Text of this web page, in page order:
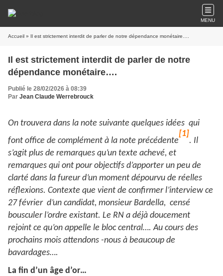
MENU
Accueil » Il est strictement interdit de parler de notre dépendance monétaire….
Il est strictement interdit de parler de notre
dépendance monétaire….
Publié le 28/02/2026 à 08:39
Par Jean Claude Werrebrouck
On trouvera dans la note suivante quelques idées qui
font office de complément à la note précédente
[1]
. Il
s’agit plus de remarques qu’un texte achevé, et
remarques qui ont pour objectifs d’apporter un peu de
clarté dans la fureur d’un moment dépourvu de réelles
réflexions. Contexte que vient de confirmer l’interview ce
27 février d’un candidat, monsieur Bardella, censé
bousculer l’ordre existant. Le RN a déjà doucement
rejoint ce qu’on appelle le bloc central…. Au cours des
prochains mois attendons -nous à beaucoup de
bavardages….
La fin d’un âge d’or…